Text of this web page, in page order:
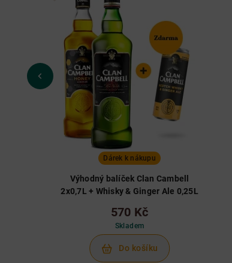
Dárek k nákupu
Výhodný balíček Clan Cambell
2x0,7L + Whisky & Ginger Ale 0,25L
570 Kč
Skladem
Do košíku